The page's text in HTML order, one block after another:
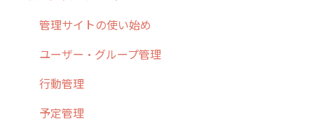
お客様の声を実現しました
1. cyzenについて知ろう
2. 主要機能の概要
3. cyzenの位置情報取得について
4. cyzen利用前の準備：システム管理者編
管理サイトの使い始め
ユーザー・グループ管理
行動管理
予定管理